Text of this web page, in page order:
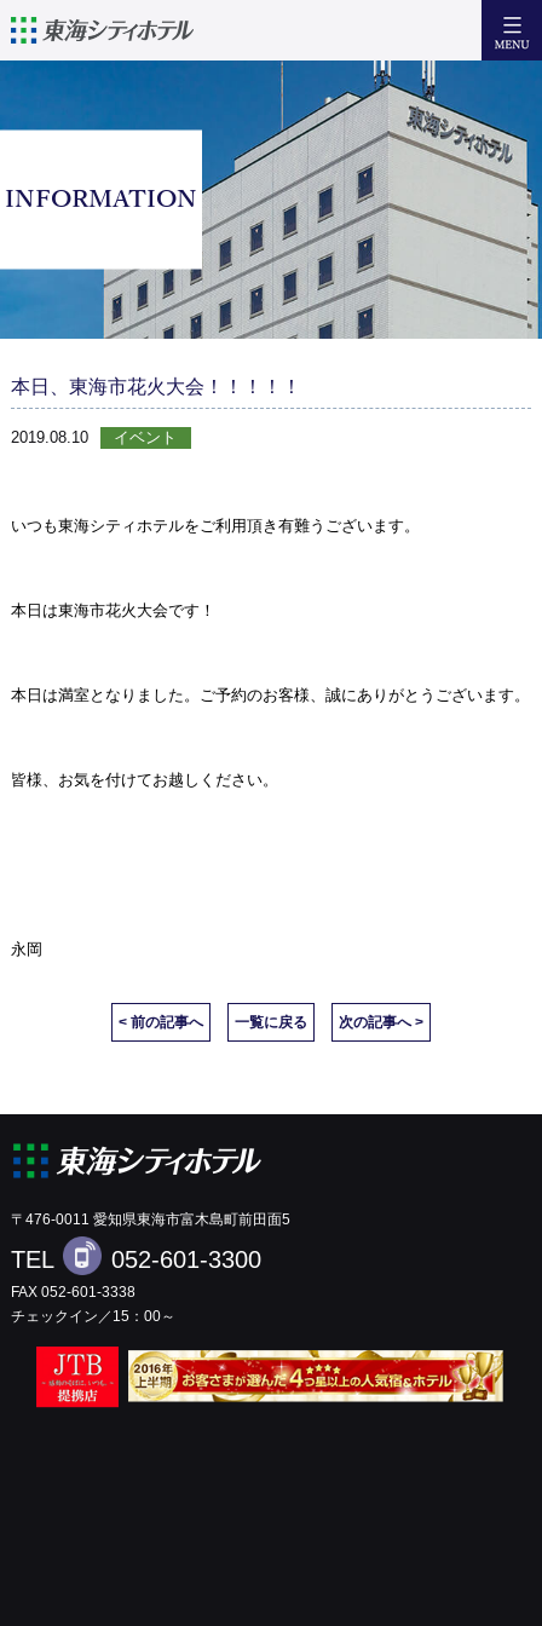
English
簡体中文 繁體中文
宿泊
設備・サービス
朝 食
アクセス
宿泊日からご予約
INFORMATION
本日、東海市花火大会！！！！！
2019.08.10 イベント
いつも東海シティホテルをご利用頂き有難うございます。
本日は東海市花火大会です！
本日は満室となりました。ご予約のお客様、誠にありがとうございます。
皆様、お気を付けてお越しください。
永岡
< 前の記事へ 一覧に戻る 次の記事へ >
〒476-0011 愛知県東海市富木島町前田面5
TEL 052-601-3300
FAX 052-601-3338
チェックイン／15：00～